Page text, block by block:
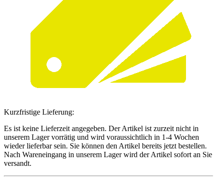
Kurzfristige Lieferung:
Es ist keine Lieferzeit angegeben. Der Artikel ist zurzeit nicht in
unserem Lager vorrätig und wird voraussichtlich in 1-4 Wochen
wieder lieferbar sein. Sie können den Artikel bereits jetzt bestellen.
Nach Wareneingang in unserem Lager wird der Artikel sofort an Sie
versandt.